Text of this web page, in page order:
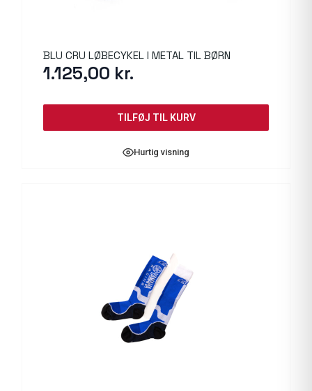
BLU CRU LØBECYKEL I METAL TIL BØRN
1.125,00 kr.
TILFØJ TIL KURV
Hurtig visning